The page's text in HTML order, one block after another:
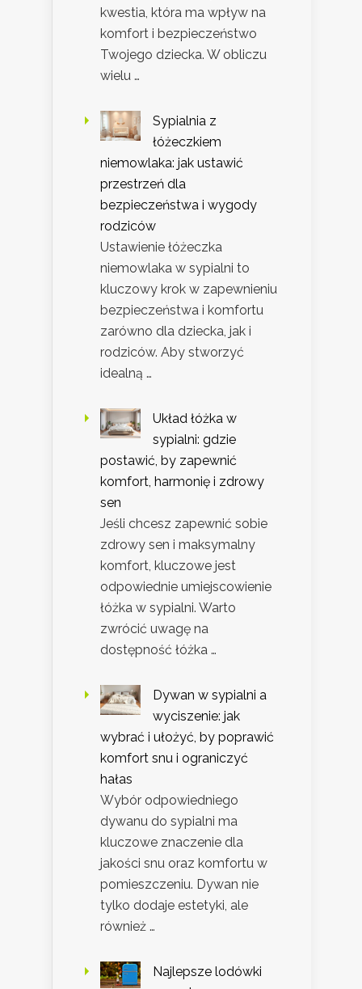
kwestia, która ma wpływ na
komfort i bezpieczeństwo
Twojego dziecka. W obliczu
wielu …
Sypialnia z
łóżeczkiem
niemowlaka: jak ustawić
przestrzeń dla
bezpieczeństwa i wygody
rodziców
Ustawienie łóżeczka
niemowlaka w sypialni to
kluczowy krok w zapewnieniu
bezpieczeństwa i komfortu
zarówno dla dziecka, jak i
rodziców. Aby stworzyć
idealną …
Układ łóżka w
sypialni: gdzie
postawić, by zapewnić
komfort, harmonię i zdrowy
sen
Jeśli chcesz zapewnić sobie
zdrowy sen i maksymalny
komfort, kluczowe jest
odpowiednie umiejscowienie
łóżka w sypialni. Warto
zwrócić uwagę na
dostępność łóżka …
Dywan w sypialni a
wyciszenie: jak
wybrać i ułożyć, by poprawić
komfort snu i ograniczyć
hałas
Wybór odpowiedniego
dywanu do sypialni ma
kluczowe znaczenie dla
jakości snu oraz komfortu w
pomieszczeniu. Dywan nie
tylko dodaje estetyki, ale
również …
Najlepsze lodówki